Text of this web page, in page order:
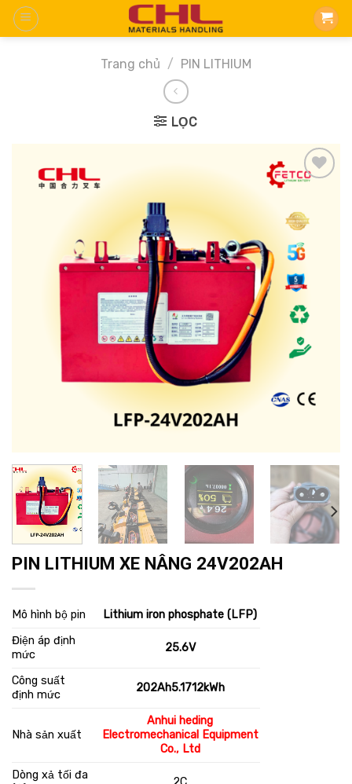
Skip
Trang chủ / PIN LITHIUM
LỌC
wishlist
PIN LITHIUM XE NÂNG 24V202AH
Mô hình bộ pin
Lithium iron phosphate (LFP)
Điện áp định
mức
25.6V
Công suất
định mức
202Ah5.1712kWh
Nhà sản xuất
Anhui heding
Electromechanical Equipment
Co., Ltd
Dòng xả tối đa